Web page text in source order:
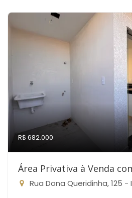
R$ 682.000
Área Privativa à Venda
Rua Dona Queridinha, 125 -